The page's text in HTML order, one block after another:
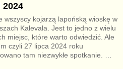
wszyscy kojarzą lapońską wioskę w
Kalevala. Jest to jedno z wielu
miejsc, które warto odwiedzić. Ale
czyli 27 lipca 2024 roku
tam niezwykłe spotkanie.